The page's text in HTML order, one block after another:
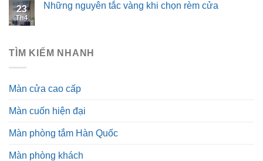
23
Th4
Những nguyên tắc vàng khi chọn rèm cửa
TÌM KIẾM NHANH
Màn cửa cao cấp
Màn cuốn hiện đại
Màn phòng tắm Hàn Quốc
Màn phòng khách